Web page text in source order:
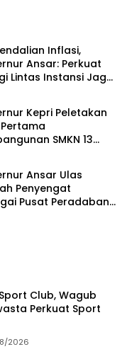
Inflasi,
Ansar: Perkuat
Lintas Instansi Jaga
Riau
Kepri Peletakan
SMKN 13
Riau
Ansar Ulas
Penyengat
Pusat Peradaban
Club, Wagub
Perkuat Sport
2026